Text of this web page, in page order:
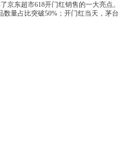
京东超市618开门红销售的一大亮点。
量占比突破50%；开门红当天，茅台